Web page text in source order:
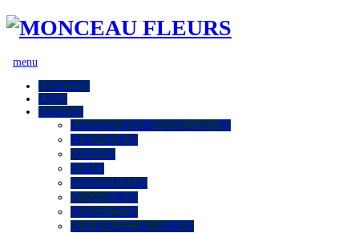
menu
CONCEPT
SHOP
Instagram
Instagram 全店舗アカウント一覧
自由が丘本店
小石川店
中延店
NISHIGINZA店
アトレ川崎店
水沢ロピア店
もとまちユニオン元町店